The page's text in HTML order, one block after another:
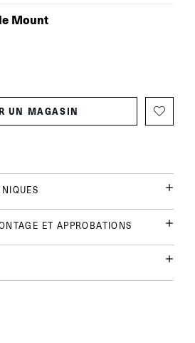
Mount
UN MAGASIN
ET APPROBATIONS